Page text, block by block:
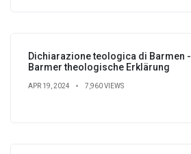
Dichiarazione teologica di Barmen -
Barmer theologische Erklärung
APR 19, 2024 7,960 VIEWS